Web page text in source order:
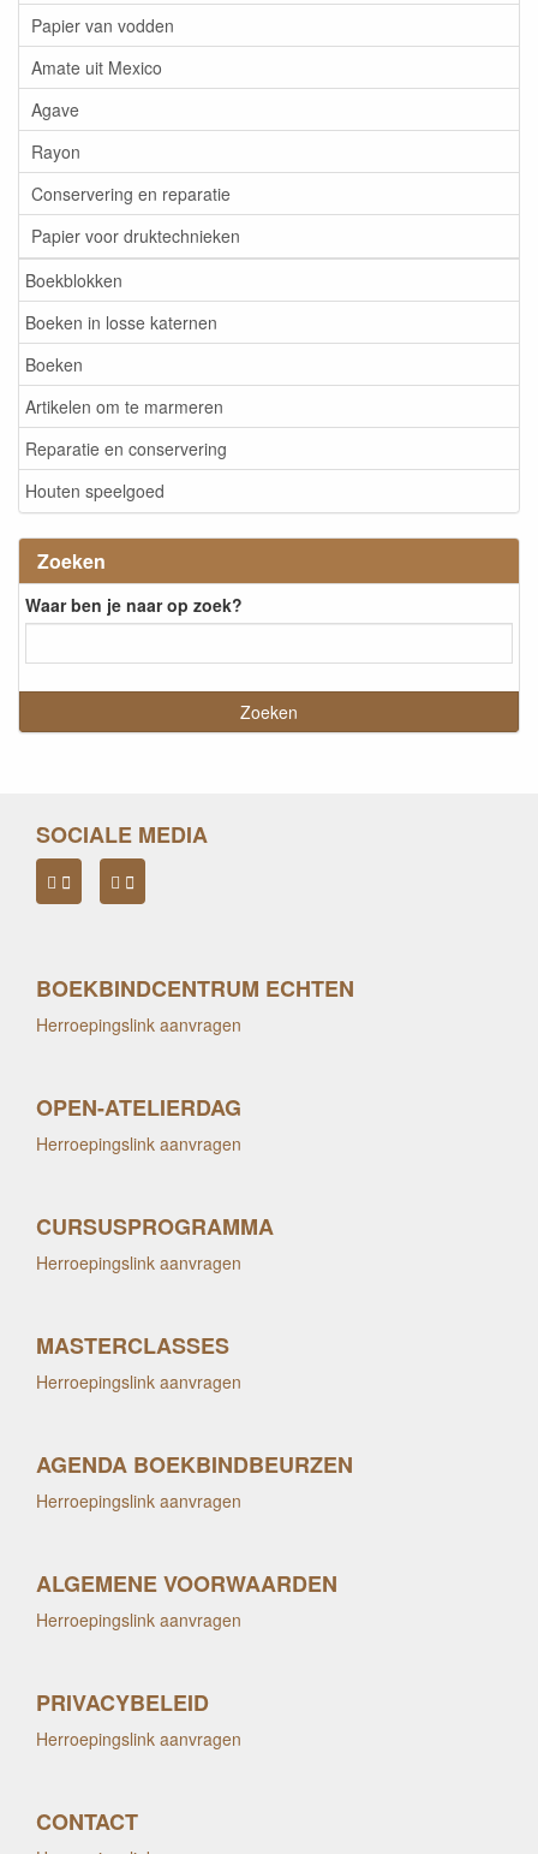
Papier van vodden
Amate uit Mexico
Agave
Rayon
Conservering en reparatie
Papier voor druktechnieken
Boekblokken
Boeken in losse katernen
Boeken
Artikelen om te marmeren
Reparatie en conservering
Houten speelgoed
Zoeken
Waar ben je naar op zoek?
SOCIALE MEDIA
BOEKBINDCENTRUM ECHTEN
Herroepingslink aanvragen
OPEN-ATELIERDAG
Herroepingslink aanvragen
CURSUSPROGRAMMA
Herroepingslink aanvragen
MASTERCLASSES
Herroepingslink aanvragen
AGENDA BOEKBINDBEURZEN
Herroepingslink aanvragen
ALGEMENE VOORWAARDEN
Herroepingslink aanvragen
PRIVACYBELEID
Herroepingslink aanvragen
CONTACT